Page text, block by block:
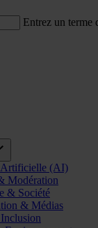
Entrez un terme
Artificielle (AI)
Modération
& Société
& Médias